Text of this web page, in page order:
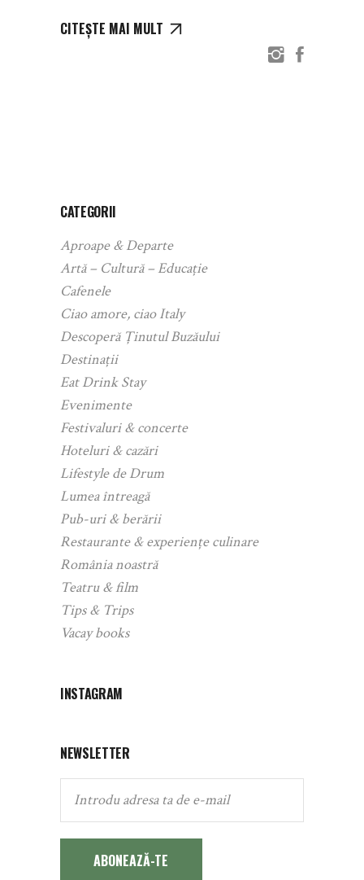
CITEȘTE MAI MULT
CATEGORII
Aproape & Departe
Artă – Cultură – Educație
Cafenele
Ciao amore, ciao Italy
Descoperă Ținutul Buzăului
Destinații
Eat Drink Stay
Evenimente
Festivaluri & concerte
Hoteluri & cazări
Lifestyle de Drum
Lumea întreagă
Pub-uri & berării
Restaurante & experiențe culinare
România noastră
Teatru & film
Tips & Trips
Vacay books
INSTAGRAM
NEWSLETTER
ABONEAZĂ-TE